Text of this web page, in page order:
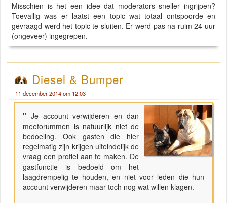
Misschien is het een idee dat moderators sneller ingrijpen?
Toevallig was er laatst een topic wat totaal ontspoorde en
gevraagd werd het topic te sluiten. Er werd pas na ruim 24 uur
(ongeveer) ingegrepen.
Diesel & Bumper
11 december 2014 om 12:03
" Je account verwijderen en dan
meeforummen is natuurlijk niet de
bedoeling. Ook gasten die hier
regelmatig zijn krijgen uiteindelijk de
vraag een profiel aan te maken. De
gastfunctie is bedoeld om het
laagdrempelig te houden, en niet voor leden die hun
account verwijderen maar toch nog wat willen klagen.